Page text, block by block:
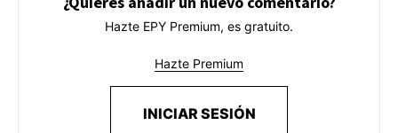
Hazte EPY Premium, es gratuito.
Hazte Premium
INICIAR SESIÓN